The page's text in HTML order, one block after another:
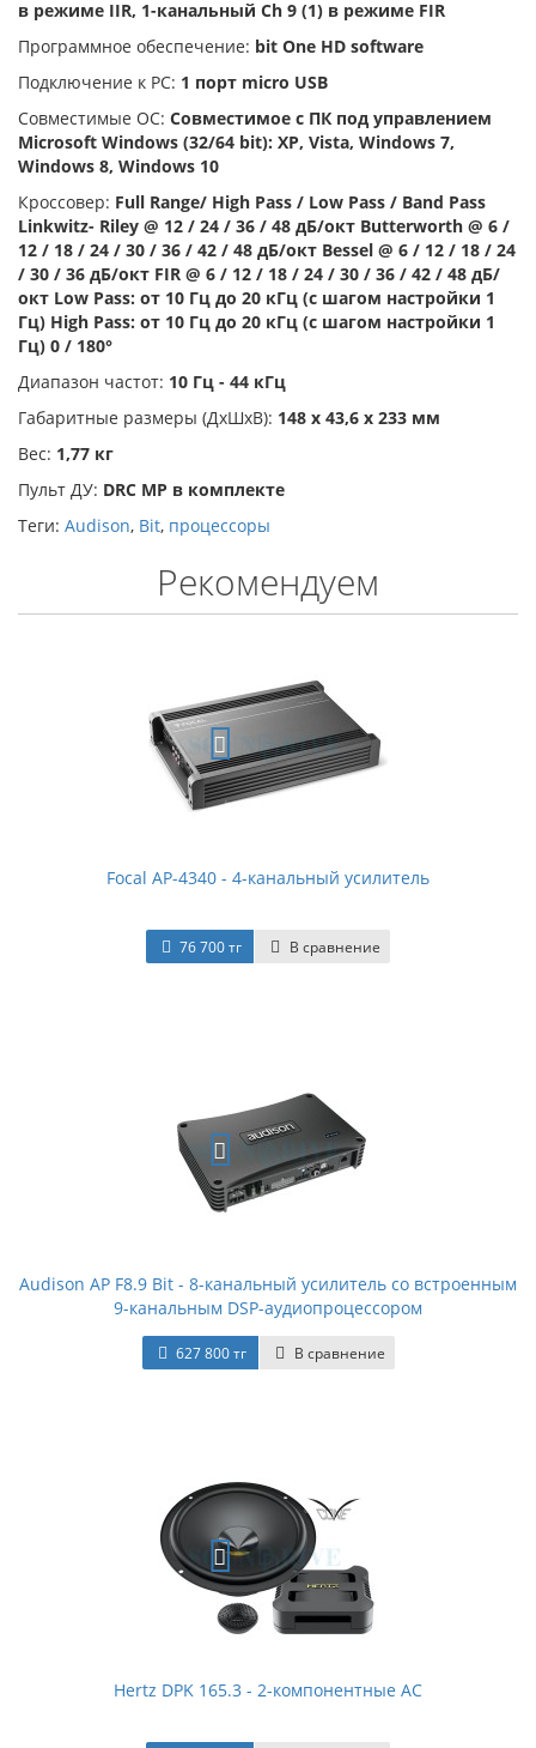
в режиме IIR, 1-канальный Ch 9 (1) в режиме FIR
Программное обеспечение: bit One HD software
Подключение к PC: 1 порт micro USB
Совместимые ОС: Совместимое с ПК под управлением
Microsoft Windows (32/64 bit): XP, Vista, Windows 7,
Windows 8, Windows 10
Кроссовер: Full Range/ High Pass / Low Pass / Band Pass
Linkwitz- Riley @ 12 / 24 / 36 / 48 дБ/окт Butterworth @ 6 /
12 / 18 / 24 / 30 / 36 / 42 / 48 дБ/окт Bessel @ 6 / 12 / 18 / 24
/ 30 / 36 дБ/окт FIR @ 6 / 12 / 18 / 24 / 30 / 36 / 42 / 48 дБ/
окт Low Pass: от 10 Гц до 20 кГц (с шагом настройки 1
Гц) High Pass: от 10 Гц до 20 кГц (с шагом настройки 1
Гц) 0 / 180°
Диапазон частот: 10 Гц - 44 кГц
Габаритные размеры (ДхШхВ): 148 х 43,6 х 233 мм
Вес: 1,77 кг
Пульт ДУ: DRC MP в комплекте
Теги: Audison, Bit, процессоры
Рекомендуем
Focal AP-4340 - 4-канальный усилитель
76 700 тг В сравнение
Audison AP F8.9 Bit - 8-канальный усилитель со встроенным
9-канальным DSP-аудиопроцессором
627 800 тг В сравнение
Hertz DPK 165.3 - 2-компонентные АС